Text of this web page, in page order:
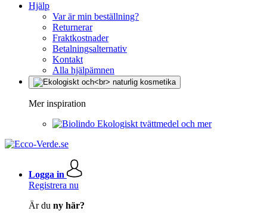
Hjälp
Var är min beställning?
Returnerar
Fraktkostnader
Betalningsalternativ
Kontakt
Alla hjälpämnen
Mer inspiration
Ekologiskt tvättmedel och mer
Logga in
Registrera nu
Är du ny här?